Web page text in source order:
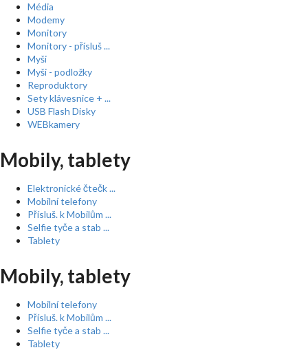
Média
Modemy
Monitory
Monitory - přísluš ...
Myši
Myši - podložky
Reproduktory
Sety klávesnice + ...
USB Flash Disky
WEBkamery
Mobily, tablety
Elektronické čtečk ...
Mobilní telefony
Přísluš. k Mobilům ...
Selfie tyče a stab ...
Tablety
Mobily, tablety
Mobilní telefony
Přísluš. k Mobilům ...
Selfie tyče a stab ...
Tablety